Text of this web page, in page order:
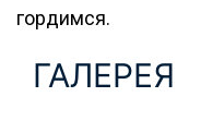
гордимся.
ГАЛЕРЕЯ